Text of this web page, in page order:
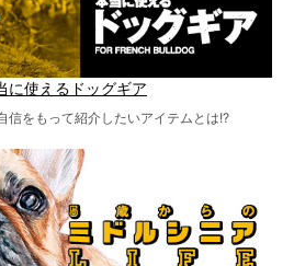
に使えるドッグギア
信をもって紹介したいアイテムとは!?